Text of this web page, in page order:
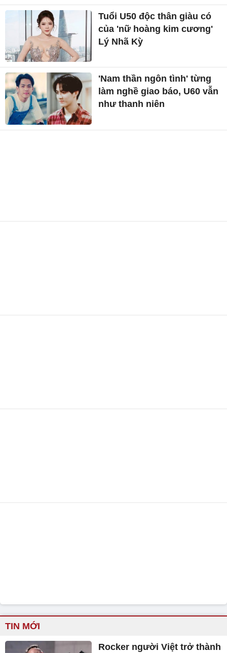
Tuổi U50 độc thân giàu có
của 'nữ hoàng kim cương'
Lý Nhã Kỳ
'Nam thần ngôn tình' từng
làm nghề giao báo, U60 vẫn
như thanh niên
TIN MỚI
Rocker người Việt trở thành